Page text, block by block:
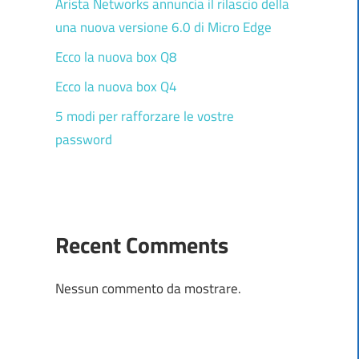
una nuova versione 6.0 di Micro Edge
Ecco la nuova box Q8
Ecco la nuova box Q4
5 modi per rafforzare le vostre
password
Recent Comments
Nessun commento da mostrare.